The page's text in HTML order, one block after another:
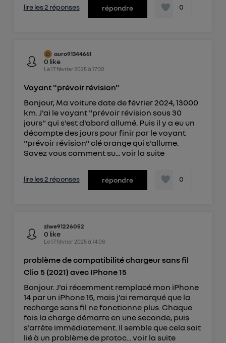
lire les 2 réponses répondre 0
auro91344661
0 like
Le17 février 2025à 17:30
Voyant "prévoir révision"
Bonjour, Ma voiture date de février 2024, 13000
km. J'ai le voyant "prévoir révision sous 30
jours" qui s'est d'abord allumé. Puis il y a eu un
décompte des jours pour finir par le voyant
"prévoir révision" clé orange qui s'allume.
Savez vous comment su...voir la suite
lire les 2 réponses répondre 0
ziwe91226052
0 like
Le17 février 2025à 14:08
problème de compatibilité chargeur sans fil
Clio 5 (2021) avec IPhone 15
Bonjour. J'ai récemment remplacé mon iPhone
14 par un iPhone 15, mais j'ai remarqué que la
recharge sans fil ne fonctionne plus. Chaque
fois la charge démarre en une seconde, puis
s'arrête immédiatement. Il semble que cela soit
lié à un problème de protoc... voir la suite